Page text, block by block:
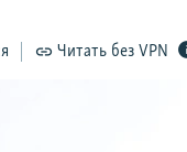
Читать без VPN